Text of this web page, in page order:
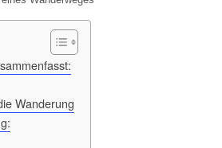
Wanderung